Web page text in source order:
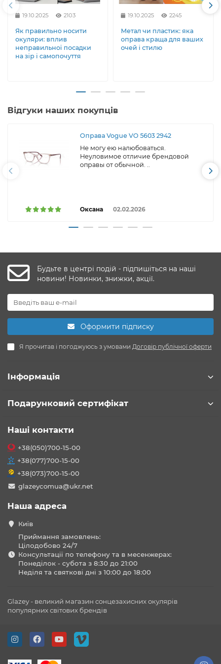
індивідуальний оптичний виріб, який ідеально
відповідає вашим потребам.
кожна пара лінз стали частиною вашого стилю,
комфорту і впевненості у кожному дні.
19.10.2025 2103
Як правильно носити
окуляри: вплив
неправильної посадки
на зір і самопочуття
19.10.2025 2245
Метал чи пластик: яка
оправа краща для ваших
очей і стилю
Відгуки наших покупців
Оправа Vogue VO 5603 2942
Не могу ею налюбоваться.
Неуловимое отличие брендовой
оправы от обычной. ..
Оксана 02.02.2026
Будьте в центрі подій - підпишіться на наші
новини! Новинки, знижки, акції.
Оформити підписку
Я прочитав і погоджуюсь з умовами Договір публічної оферти
Інформація
Подарунковий сертифікат
Наші контакти
+38(050)700-15-00
+38(077)700-15-00
+38(073)700-15-00
glazeycomua@ukr.net
Наша адреса
Київ
Приймання замовлень:
Цілодобово 24/7
Консультації по телефону та в месенжерах:
Понеділок - субота з 8:30 до 21:00
Неділя та святкові дні з 10:00 до 18:00
Glazey - великий магазин сонцезахисних окулярів
популярних світових брендів